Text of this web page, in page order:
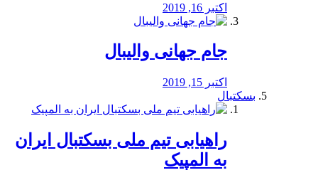
اکتبر 16, 2019
جام جهانی والیبال
اکتبر 15, 2019
بسکتبال
راهیابی تیم ملی بسکتبال ایران
به المپیک